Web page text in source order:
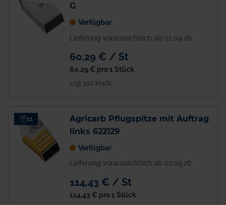
G
Verfügbar
Lieferung voraussichtlich ab 01.09.26
60,29 € / St
60,29 € pro 1 Stück
zzgl. 19% MwSt.
11
Agricarb Pflugspitze mit Auftrag
links 622129
Verfügbar
Lieferung voraussichtlich ab 01.09.26
114,43 € / St
114,43 € pro 1 Stück